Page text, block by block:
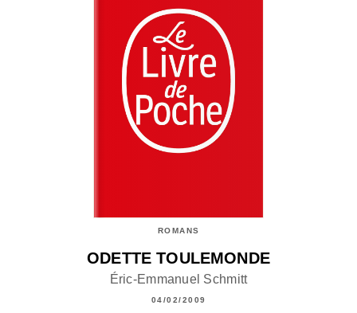
ROMANS
ODETTE TOULEMONDE
Éric-Emmanuel Schmitt
04/02/2009